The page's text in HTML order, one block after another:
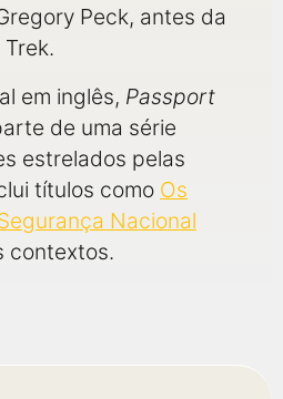
Peck, antes da
em inglês, Passport
de uma série
estrelados pelas
títulos como Os
Nacional
contextos.